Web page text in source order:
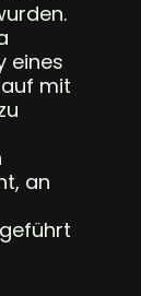
eines
mit
an